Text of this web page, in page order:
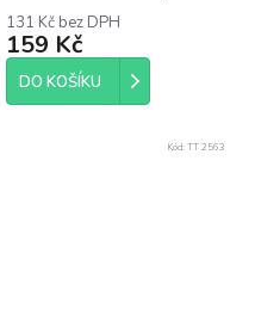
produktu
je
5,0
5
131 Kč bez DPH
159 Kč
DO KOŠÍKU
Kód: TT 2563